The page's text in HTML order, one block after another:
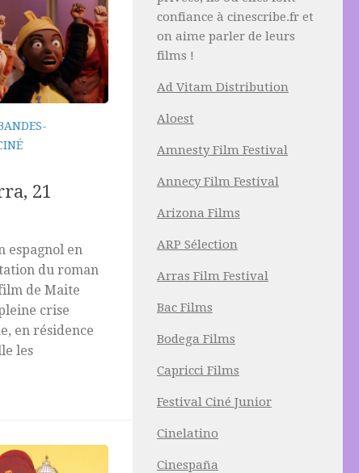
21
espagnol en
du roman
de Maite
crise
en résidence
les
confiance à cinescribe.fr et
on aime parler de leurs
films !
Ad Vitam Distribution
Aloest
Amnesty Film Festival
Annecy Film Festival
Arizona Films
ARP Sélection
Arras Film Festival
Bac Films
Bodega Films
Capricci Films
Festival Ciné Junior
Cinelatino
Cinespaña